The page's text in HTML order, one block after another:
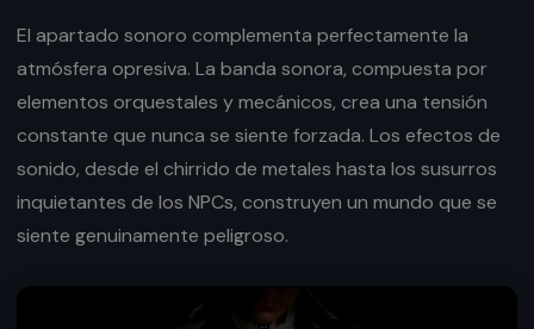
El apartado sonoro complementa perfectamente la
atmósfera opresiva. La banda sonora, compuesta por
elementos orquestales y mecánicos, crea una tensión
constante que nunca se siente forzada. Los efectos de
sonido, desde el chirrido de metales hasta los susurros
inquietantes de los NPCs, construyen un mundo que se
siente genuinamente peligroso.